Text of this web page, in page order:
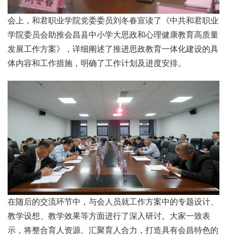
会上，和君职业学院党委委员刘冬春宣读了《中共和君职业
学院委员会助推会昌县中小学大思政和心理健康教育高质量
发展工作方案》，详细阐述了推进思政教育一体化建设的具
体内容和工作措施，明确了工作计划及进度安排。
在随后的交流环节中，与会人员就工作方案中的专题设计、
教学设想、教学效果等方面进行了深入研讨。大家一致表
示，将整合育人资源、汇聚育人合力，打造具有会昌特色的